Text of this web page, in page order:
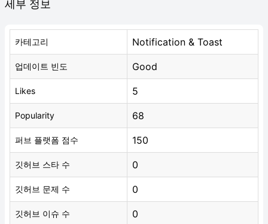
세부 정보
카테고리 Notification & Toast
업데이트 빈도 Good
Likes 5
Popularity 68
퍼브 플랫폼 점수 150
깃허브 스타 수 0
깃허브 문제 수 0
깃허브 이슈 수 0